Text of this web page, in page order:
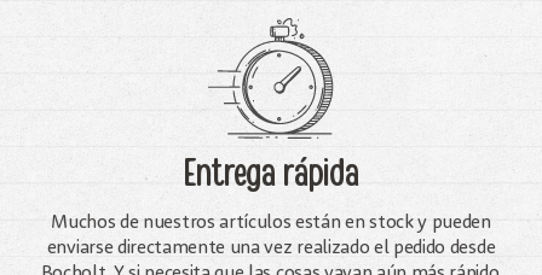
Entrega rápida
Muchos de nuestros artículos están en stock y pueden
enviarse directamente una vez realizado el pedido desde